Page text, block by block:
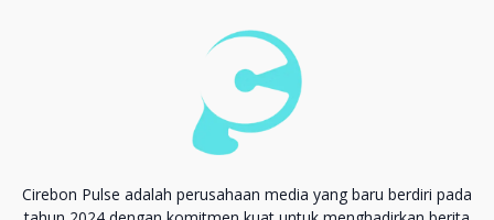
Cirebon Pulse adalah perusahaan media yang baru berdiri pada